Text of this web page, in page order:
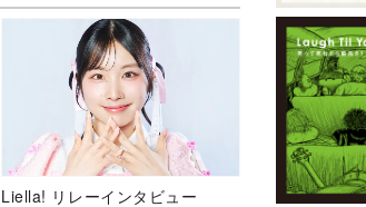
Liella! リレーインタビュー